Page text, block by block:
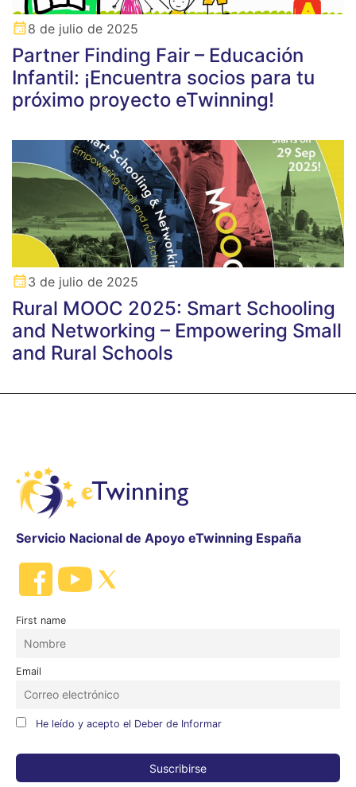
8 de julio de 2025
Partner Finding Fair – Educación
Infantil: ¡Encuentra socios para tu
próximo proyecto eTwinning!
3 de julio de 2025
Rural MOOC 2025: Smart Schooling
and Networking – Empowering Small
and Rural Schools
Servicio Nacional de Apoyo eTwinning España
First name
Email
He leído y acepto el Deber de Informar